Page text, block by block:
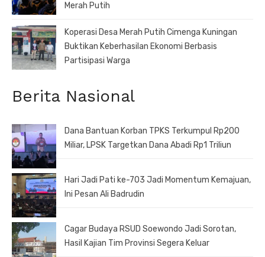
Merah Putih
Koperasi Desa Merah Putih Cimenga Kuningan
Buktikan Keberhasilan Ekonomi Berbasis
Partisipasi Warga
Berita Nasional
Dana Bantuan Korban TPKS Terkumpul Rp200
Miliar, LPSK Targetkan Dana Abadi Rp1 Triliun
Hari Jadi Pati ke-703 Jadi Momentum Kemajuan,
Ini Pesan Ali Badrudin
Cagar Budaya RSUD Soewondo Jadi Sorotan,
Hasil Kajian Tim Provinsi Segera Keluar